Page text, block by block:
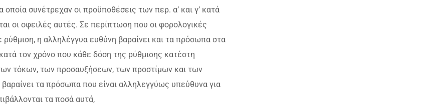
συνέτρεχαν οι προϋποθέσεις των περ. α’ και γ’ κατά
οι οφειλές αυτές. Σε περίπτωση που οι φορολογικές
η αλληλέγγυα ευθύνη βαραίνει και τα πρόσωπα στα
τον χρόνο που κάθε δόση της ρύθμισης κατέστη
τόκων, των προσαυξήσεων, των προστίμων και των
τα πρόσωπα που είναι αλληλεγγύως υπεύθυνα για
τα ποσά αυτά,